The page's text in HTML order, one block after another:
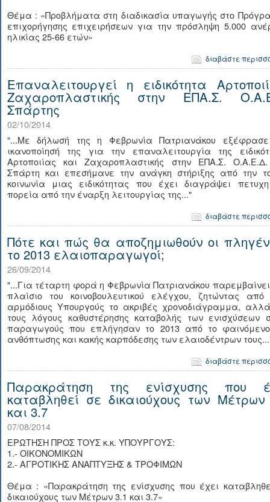
Θέμα : «Προβλήματα στη διαδικασία υπαγωγής στο
επιχορήγησης επιχειρήσεων για την πρόσληψη 5.000
ηλικίας 25-66 ετών»
διαβάστε
Επαναλειτουργεί η ειδικότητα
Ζαχαροπλαστικής στην ΕΠΑ.Σ.
Σπάρτης
02/10/2014
"...Με δήλωσή της η Φεβρωνία Πατριανάκου
ικανοποίησή της για την επαναλειτουργία της
Αρτοποιίας και Ζαχαροπλαστικής στην ΕΠΑ.Σ.
Σπάρτη και επεσήμανε την ανάγκη στήριξης από την
κοινωνία μιας ειδικότητας που έχει διαγράψει
πορεία από την έναρξη λειτουργίας της..."
διαβάστε
Πότε και πώς θα αποζημιωθούν οι
το 2013 ελαιοπαραγωγοί;
26/09/2014
"...Για τέταρτη φορά η Φεβρωνία Πατριανάκου
πλαίσιο του κοινοβουλευτικού ελέγχου, ζητώντας από
αρμόδιους Υπουργούς το ακριβές χρονοδιάγραμμα,
τους λόγους καθυστέρησης καταβολής των ενισχύσεων
παραγωγούς που επλήγησαν το 2013 από το
ανθόπτωσης και κακής καρπόδεσης των ελαιοδέντρων
διαβάστε
Παρακράτηση της ενίσχυσης που
καταβληθεί σε δικαιούχους των
και 3.7
07/08/2014
ΕΡΩΤΗΣΗ ΠΡΟΣ ΤΟΥΣ κ.κ. ΥΠΟΥΡΓΟΥΣ:
1.- ΟΙΚΟΝΟΜΙΚΩΝ
2.- ΑΓΡΟΤΙΚΗΣ ΑΝΑΠΤΥΞΗΣ & ΤΡΟΦΙΜΩΝ
Θέμα : «Παρακράτηση της ενίσχυσης που έχει
δικαιούχους των Μέτρων 3.1 και 3.7»